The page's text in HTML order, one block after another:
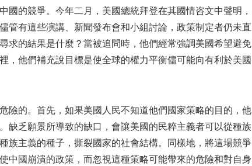
國的競爭。今年二月，美國總統拜登在其國情咨文中聲明，
管有這些演講、新聞發布會和小組討論，政策制定者仍未直
求的結果是什麼？當被追問時，他們經常強調美國希望避免
，他們補充說目標是使全球的權力平衡儘可能向有利於美國
險的。首先，如果美國人民不知道他們國家策略的目的，他
缺乏願景所導致的缺口，會讓美國的民粹主義者可以從種族
族主義的種子，撕裂國家的社會結構。同樣地，將這場競爭
中國崩潰的政策，而忽視這種策略可能帶來的危險和對自身